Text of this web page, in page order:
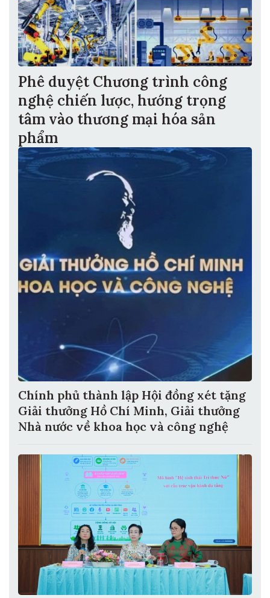
Phê duyệt Chương trình công
nghệ chiến lược, hướng trọng
tâm vào thương mại hóa sản
phẩm
Chính phủ thành lập Hội đồng xét tặng
Giải thưởng Hồ Chí Minh, Giải thưởng
Nhà nước về khoa học và công nghệ